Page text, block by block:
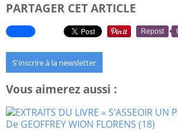
PARTAGER CET ARTICLE
Repost
S'inscrire à la newsletter
Vous aimerez aussi :